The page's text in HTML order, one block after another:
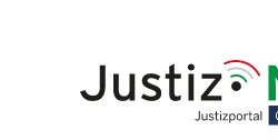
technischen